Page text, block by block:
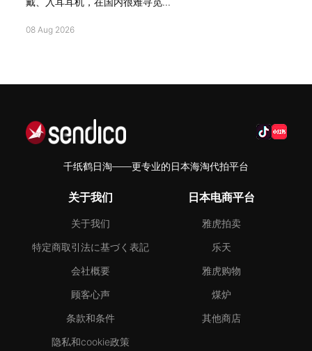
08 Aug 2026
千纸鹤日淘——更专业的日本海淘代拍平台
关于我们
关于我们
特定商取引法に基づく表記
会社概要
顾客心声
条款和条件
隐私和cookie政策
日本电商平台
雅虎拍卖
乐天
雅虎购物
煤炉
其他商店